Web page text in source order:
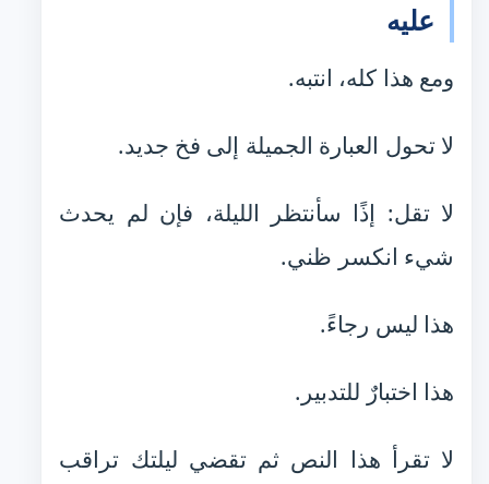
عليه
ومع هذا كله، انتبه.
لا تحول العبارة الجميلة إلى فخ جديد.
لا تقل: إذًا سأنتظر الليلة، فإن لم يحدث
شيء انكسر ظني.
هذا ليس رجاءً.
هذا اختبارٌ للتدبير.
لا تقرأ هذا النص ثم تقضي ليلتك تراقب